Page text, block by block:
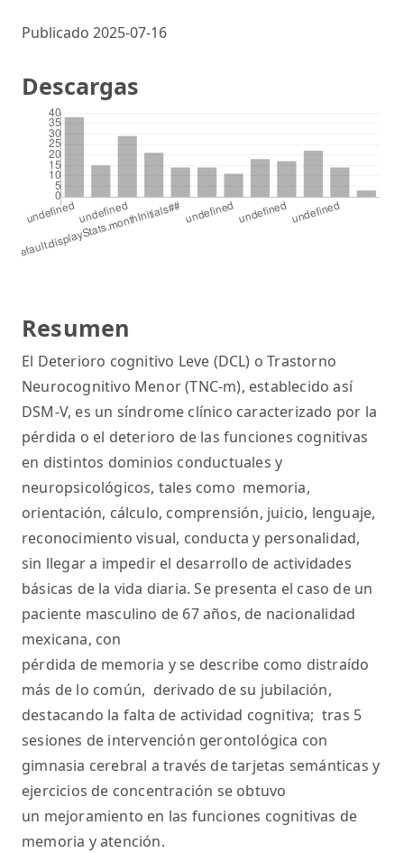
Publicado 2025-07-16
Resumen
El Deterioro cognitivo Leve (DCL) o Trastorno
Neurocognitivo Menor (TNC-m), establecido así
DSM-V, es un síndrome clínico caracterizado por la
pérdida o el deterioro de las funciones cognitivas
en distintos dominios conductuales y
neuropsicológicos, tales como memoria,
orientación, cálculo, comprensión, juicio, lenguaje,
reconocimiento visual, conducta y personalidad,
sin llegar a impedir el desarrollo de actividades
básicas de la vida diaria. Se presenta el caso de un
paciente masculino de 67 años, de nacionalidad
mexicana, con
pérdida de memoria y se describe como distraído
más de lo común, derivado de su jubilación,
destacando la falta de actividad cognitiva; tras 5
sesiones de intervención gerontológica con
gimnasia cerebral a través de tarjetas semánticas y
ejercicios de concentración se obtuvo
un mejoramiento en las funciones cognitivas de
memoria y atención.
Descargas